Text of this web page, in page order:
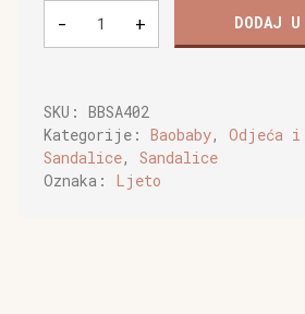
Dots
pink
količina
- + DODAJ
SKU: BBSA402
Kategorije: Baobaby, Odjeća i
Sandalice, Sandalice
Oznaka: Ljeto